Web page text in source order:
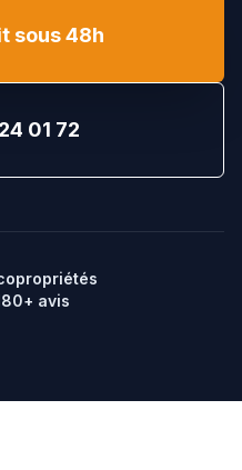
sous 48h
01 72
avis